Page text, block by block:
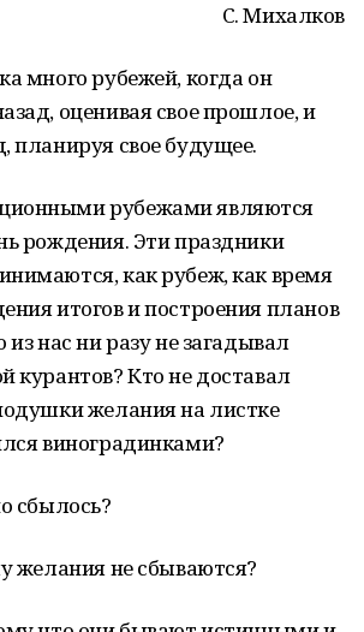
С. Михалков
много рубежей, когда он
оценивая свое прошлое, и
планируя свое будущее.
рубежами являются
рождения. Эти праздники
как рубеж, как время
итогов и построения планов
нас ни разу не загадывал
курантов? Кто не доставал
желания на листке
виноградинками?
сбылось?
желания не сбываются?